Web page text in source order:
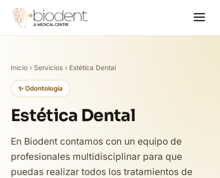
Inicio › Servicios › Estética Dental
✨ Odontología
Estética Dental
En Biodent contamos con un equipo de
profesionales multidisciplinar para que
puedas realizar todos los tratamientos de